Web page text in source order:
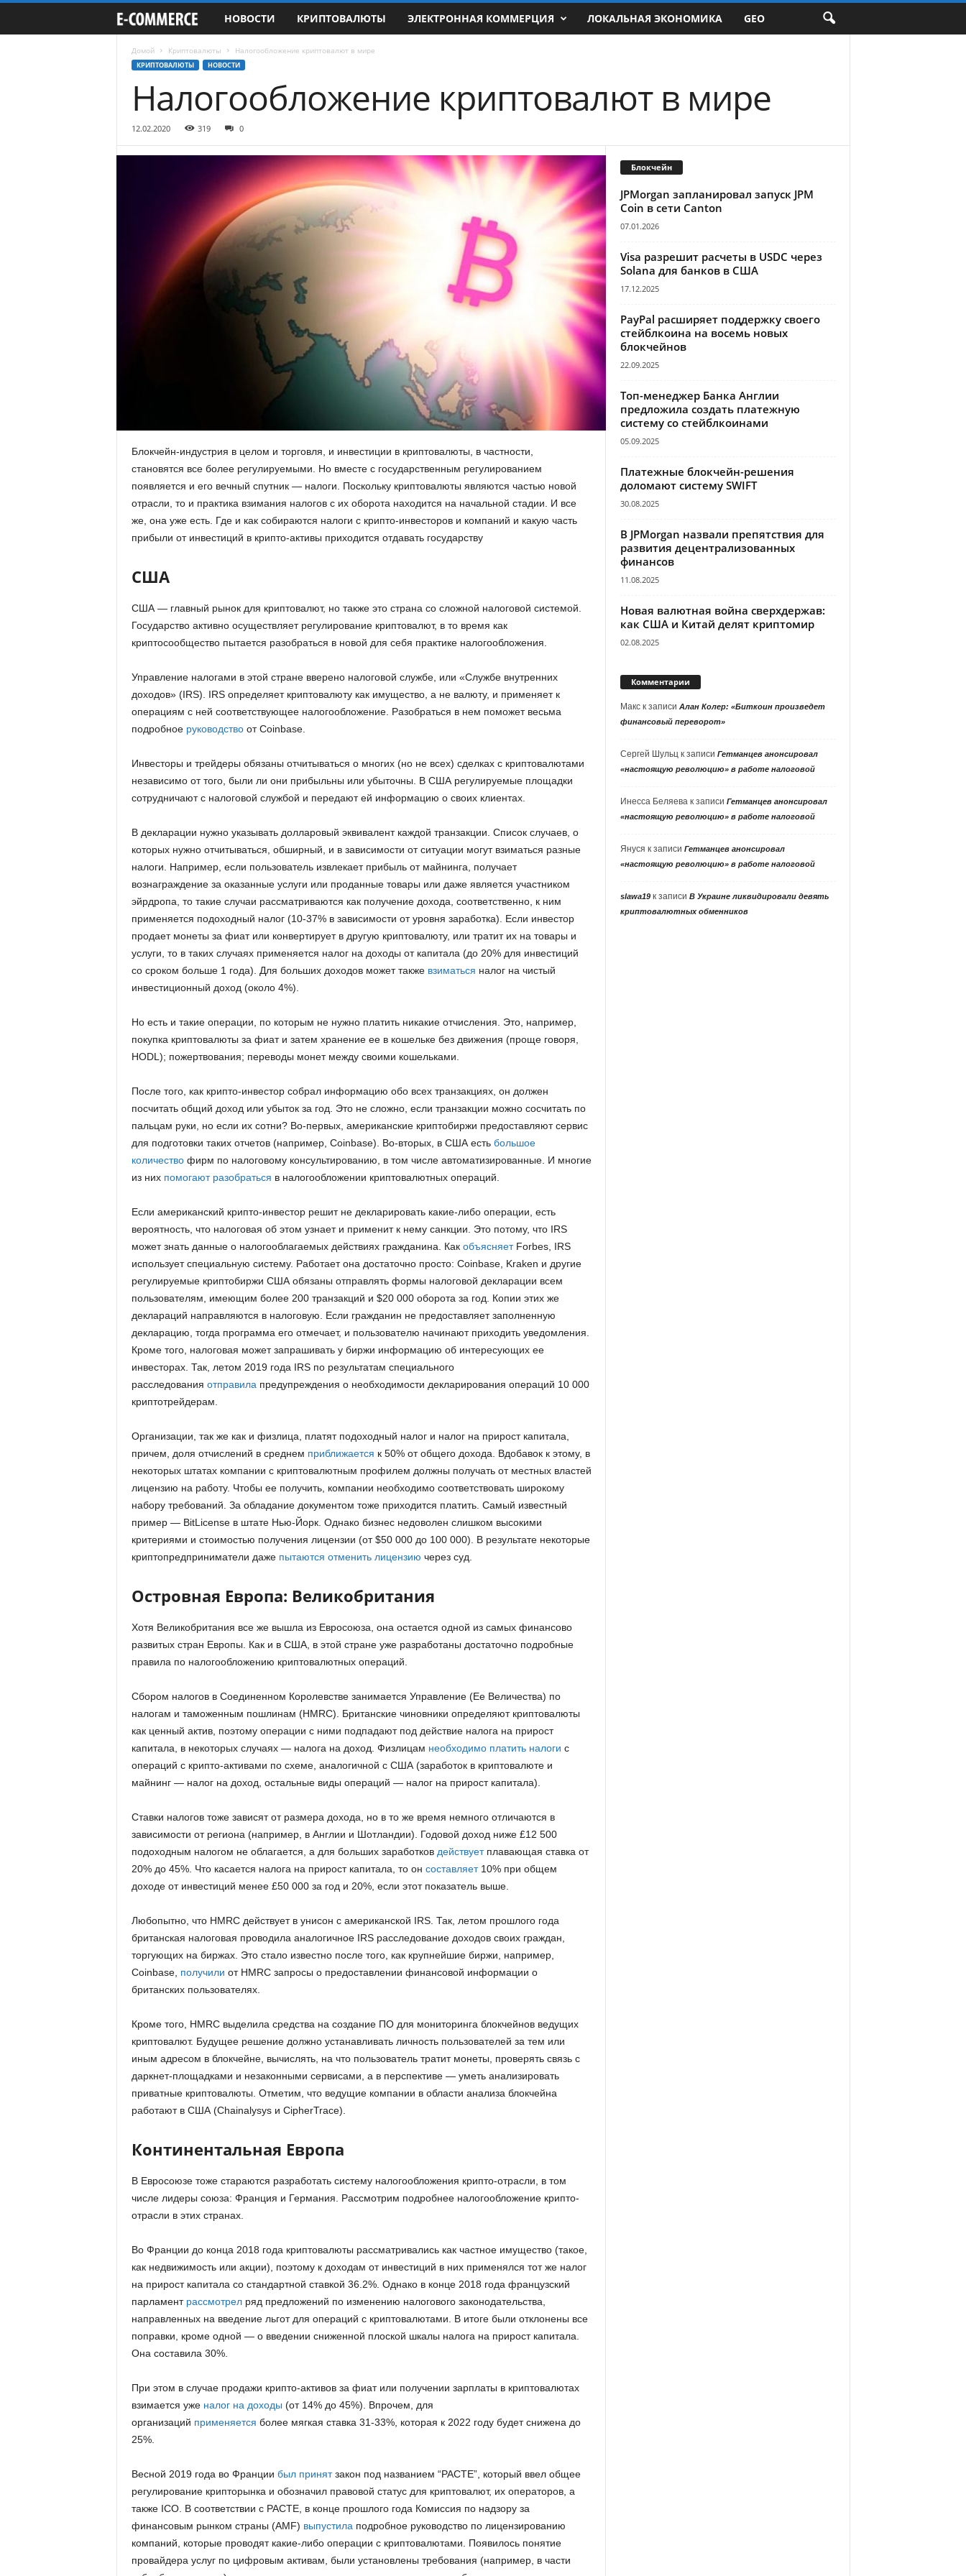
-
o
m
e
r
m
.
u
a
НОВОСТИ КРИПТОВАЛЮТЫ ЭЛЕКТРОННАЯ КОММЕРЦИЯ ЛОКАЛЬНАЯ ЭКОНОМИКА GEO
Домой Криптовалюты Налогообложение криптовалют в мире
КРИПТОВАЛЮТЫ НОВОСТИ
Налогообложение криптовалют в мире
12.02.2020 319 0
Блокчейн-индустрия в целом и торговля, и инвестиции в криптовалюты, в частности,
становятся все более регулируемыми. Но вместе с государственным регулированием
появляется и его вечный спутник — налоги. Поскольку криптовалюты являются частью новой
отрасли, то и практика взимания налогов с их оборота находится на начальной стадии. И все
же, она уже есть. Где и как собираются налоги с крипто-инвесторов и компаний и какую часть
прибыли от инвестиций в крипто-активы приходится отдавать государству
США
США — главный рынок для криптовалют, но также это страна со сложной налоговой системой.
Государство активно осуществляет регулирование криптовалют, в то время как
криптосообщество пытается разобраться в новой для себя практике налогообложения.
Управление налогами в этой стране вверено налоговой службе, или «Службе внутренних
доходов» (IRS). IRS определяет криптовалюту как имущество, а не валюту, и применяет к
операциям с ней соответствующее налогообложение. Разобраться в нем поможет весьма
подробное руководствоот Coinbase.
Инвесторы и трейдеры обязаны отчитываться о многих (но не всех) сделках с криптовалютами
независимо от того, были ли они прибыльны или убыточны. В США регулируемые площадки
сотрудничают с налоговой службой и передают ей информацию о своих клиентах.
В декларации нужно указывать долларовый эквивалент каждой транзакции. Список случаев, о
которых нужно отчитываться, обширный, и в зависимости от ситуации могут взиматься разные
налоги. Например, если пользователь извлекает прибыль от майнинга, получает
вознаграждение за оказанные услуги или проданные товары или даже является участником
эйрдропа, то такие случаи рассматриваются как получение дохода, соответственно, к ним
применяется подоходный налог (10-37% в зависимости от уровня заработка). Если инвестор
продает монеты за фиат или конвертирует в другую криптовалюту, или тратит их на товары и
услуги, то в таких случаях применяется налог на доходы от капитала (до 20% для инвестиций
со сроком больше 1 года). Для больших доходов может также взиматься налог на чистый
инвестиционный доход (около 4%).
Но есть и такие операции, по которым не нужно платить никакие отчисления. Это, например,
покупка криптовалюты за фиат и затем хранение ее в кошельке без движения (проще говоря,
HODL); пожертвования; переводы монет между своими кошельками.
После того, как крипто-инвестор собрал информацию обо всех транзакциях, он должен
посчитать общий доход или убыток за год. Это не сложно, если транзакции можно сосчитать по
пальцам руки, но если их сотни? Во-первых, американские криптобиржи предоставляют сервис
для подготовки таких отчетов (например, Coinbase). Во-вторых, в США есть большое
количествофирм по налоговому консультированию, в том числе автоматизированные. И многие
из них помогают разобраться в налогообложении криптовалютных операций.
Если американский крипто-инвестор решит не декларировать какие-либо операции, есть
вероятность, что налоговая об этом узнает и применит к нему санкции. Это потому, что IRS
может знать данные о налогооблагаемых действиях гражданина. Как объясняетForbes, IRS
использует специальную систему. Работает она достаточно просто: Coinbase, Kraken и другие
регулируемые криптобиржи США обязаны отправлять формы налоговой декларации всем
пользователям, имеющим более 200 транзакций и $20 000 оборота за год. Копии этих же
деклараций направляются в налоговую. Если гражданин не предоставляет заполненную
декларацию, тогда программа его отмечает, и пользователю начинают приходить уведомления.
Кроме того, налоговая может запрашивать у биржи информацию об интересующих ее
инвесторах. Так, летом 2019 года IRS по результатам специального
расследования отправила предупреждения о необходимости декларирования операций 10 000
криптотрейдерам.
Организации, так же как и физлица, платят подоходный налог и налог на прирост капитала,
причем, доля отчислений в среднем приближается к 50% от общего дохода. Вдобавок к этому, в
некоторых штатах компании с криптовалютным профилем должны получать от местных властей
лицензию на работу. Чтобы ее получить, компании необходимо соответствовать широкому
набору требований. За обладание документом тоже приходится платить. Самый известный
пример — BitLicense в штате Нью-Йорк. Однако бизнес недоволен слишком высокими
критериями и стоимостью получения лицензии (от $50 000 до 100 000). В результате некоторые
криптопредприниматели даже пытаются отменить лицензию через суд.
Островная Европа: Великобритания
Хотя Великобритания все же вышла из Евросоюза, она остается одной из самых финансово
развитых стран Европы. Как и в США, в этой стране уже разработаны достаточно подробные
правила по налогообложению криптовалютных операций.
Сбором налогов в Соединенном Королевстве занимается Управление (Ее Величества) по
налогам и таможенным пошлинам (HMRC). Британские чиновники определяют криптовалюты
как ценный актив, поэтому операции с ними подпадают под действие налога на прирост
капитала, в некоторых случаях — налога на доход. Физлицам необходимо платить налоги с
операций с крипто-активами по схеме, аналогичной с США (заработок в криптовалюте и
майнинг — налог на доход, остальные виды операций — налог на прирост капитала).
Ставки налогов тоже зависят от размера дохода, но в то же время немного отличаются в
зависимости от региона (например, в Англии и Шотландии). Годовой доход ниже £12 500
подоходным налогом не облагается, а для больших заработков действуетплавающая ставка от
20% до 45%. Что касается налога на прирост капитала, то он составляет10% при общем
доходе от инвестиций менее £50 000 за год и 20%, если этот показатель выше.
Любопытно, что HMRC действует в унисон с американской IRS. Так, летом прошлого года
британская налоговая проводила аналогичное IRS расследование доходов своих граждан,
торгующих на биржах. Это стало известно после того, как крупнейшие биржи, например,
Coinbase, получили от HMRC запросы о предоставлении финансовой информации о
британских пользователях.
Кроме того, HMRC выделила средства на создание ПО для мониторинга блокчейнов ведущих
криптовалют. Будущее решение должно устанавливать личность пользователей за тем или
иным адресом в блокчейне, вычислять, на что пользователь тратит монеты, проверять связь с
даркнет-площадками и незаконными сервисами, а в перспективе — уметь анализировать
приватные криптовалюты. Отметим, что ведущие компании в области анализа блокчейна
работают в США (Chainalysys и CipherTrace).
Континентальная Европа
В Евросоюзе тоже стараются разработать систему налогообложения крипто-отрасли, в том
числе лидеры союза: Франция и Германия. Рассмотрим подробнее налогообложение крипто-
отрасли в этих странах.
Во Франции до конца 2018 года криптовалюты рассматривались как частное имущество (такое,
как недвижимость или акции), поэтому к доходам от инвестиций в них применялся тот же налог
на прирост капитала со стандартной ставкой 36.2%. Однако в конце 2018 года французский
парламент рассмотрелряд предложений по изменению налогового законодательства,
направленных на введение льгот для операций с криптовалютами. В итоге были отклонены все
поправки, кроме одной — о введении сниженной плоской шкалы налога на прирост капитала.
Она составила 30%.
При этом в случае продажи крипто-активов за фиат или получении зарплаты в криптовалютах
взимается уже налог на доходы (от 14% до 45%). Впрочем, для
организаций применяется более мягкая ставка 31-33%, которая к 2022 году будет снижена до
25%.
Весной 2019 года во Франции был принятзакон под названием “PACTE”, который ввел общее
регулирование крипторынка и обозначил правовой статус для криптовалют, их операторов, а
также ICO. В соответствии с PACTE, в конце прошлого года Комиссия по надзору за
финансовым рынком страны (AMF) выпустила подробное руководство по лицензированию
компаний, которые проводят какие-либо операции с криптовалютами. Появилось понятие
провайдера услуг по цифровым активам, были установлены требования (например, в части
Блокчейн
JPMorgan запланировал запуск JPM
Coin в сети Canton
07.01.2026
Visa разрешит расчеты в USDC через
Solana для банков в США
17.12.2025
PayPal расширяет поддержку своего
стейблкоина на восемь новых
блокчейнов
22.09.2025
Топ-менеджер Банка Англии
предложила создать платежную
систему со стейблкоинами
05.09.2025
Платежные блокчейн-решения
доломают систему SWIFT
30.08.2025
В JPMorgan назвали препятствия для
развития децентрализованных
финансов
11.08.2025
Новая валютная война сверхдержав:
как США и Китай делят криптомир
02.08.2025
Комментарии
Макск записи Алан Колер: «Биткоин произведет
финансовый переворот»
Сергей Шульцк записи Гетманцев анонсировал
«настоящую революцию» в работе налоговой
Инесса Беляевак записи Гетманцев анонсировал
«настоящую революцию» в работе налоговой
Януся к записи Гетманцев анонсировал
«настоящую революцию» в работе налоговой
slawa19к записи В Украине ликвидировали девять
криптовалютных обменников